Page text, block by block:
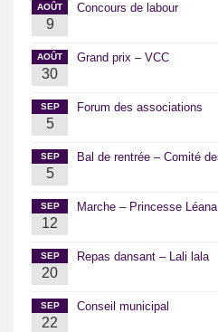
AOÛT
9
Concours de labour
AOÛT
30
Grand prix – VCC
SEP
5
Forum des associations
SEP
5
Bal de rentrée – Comité
SEP
12
Marche – Princesse Léana
SEP
20
Repas dansant – Lali lala
SEP
22
Conseil municipal